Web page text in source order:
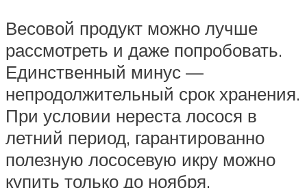
Весовой продукт можно лучше
рассмотреть и даже попробовать.
Единственный минус —
непродолжительный срок хранения.
При условии нереста лосося в
летний период, гарантированно
полезную лососевую икру можно
купить только до ноября.